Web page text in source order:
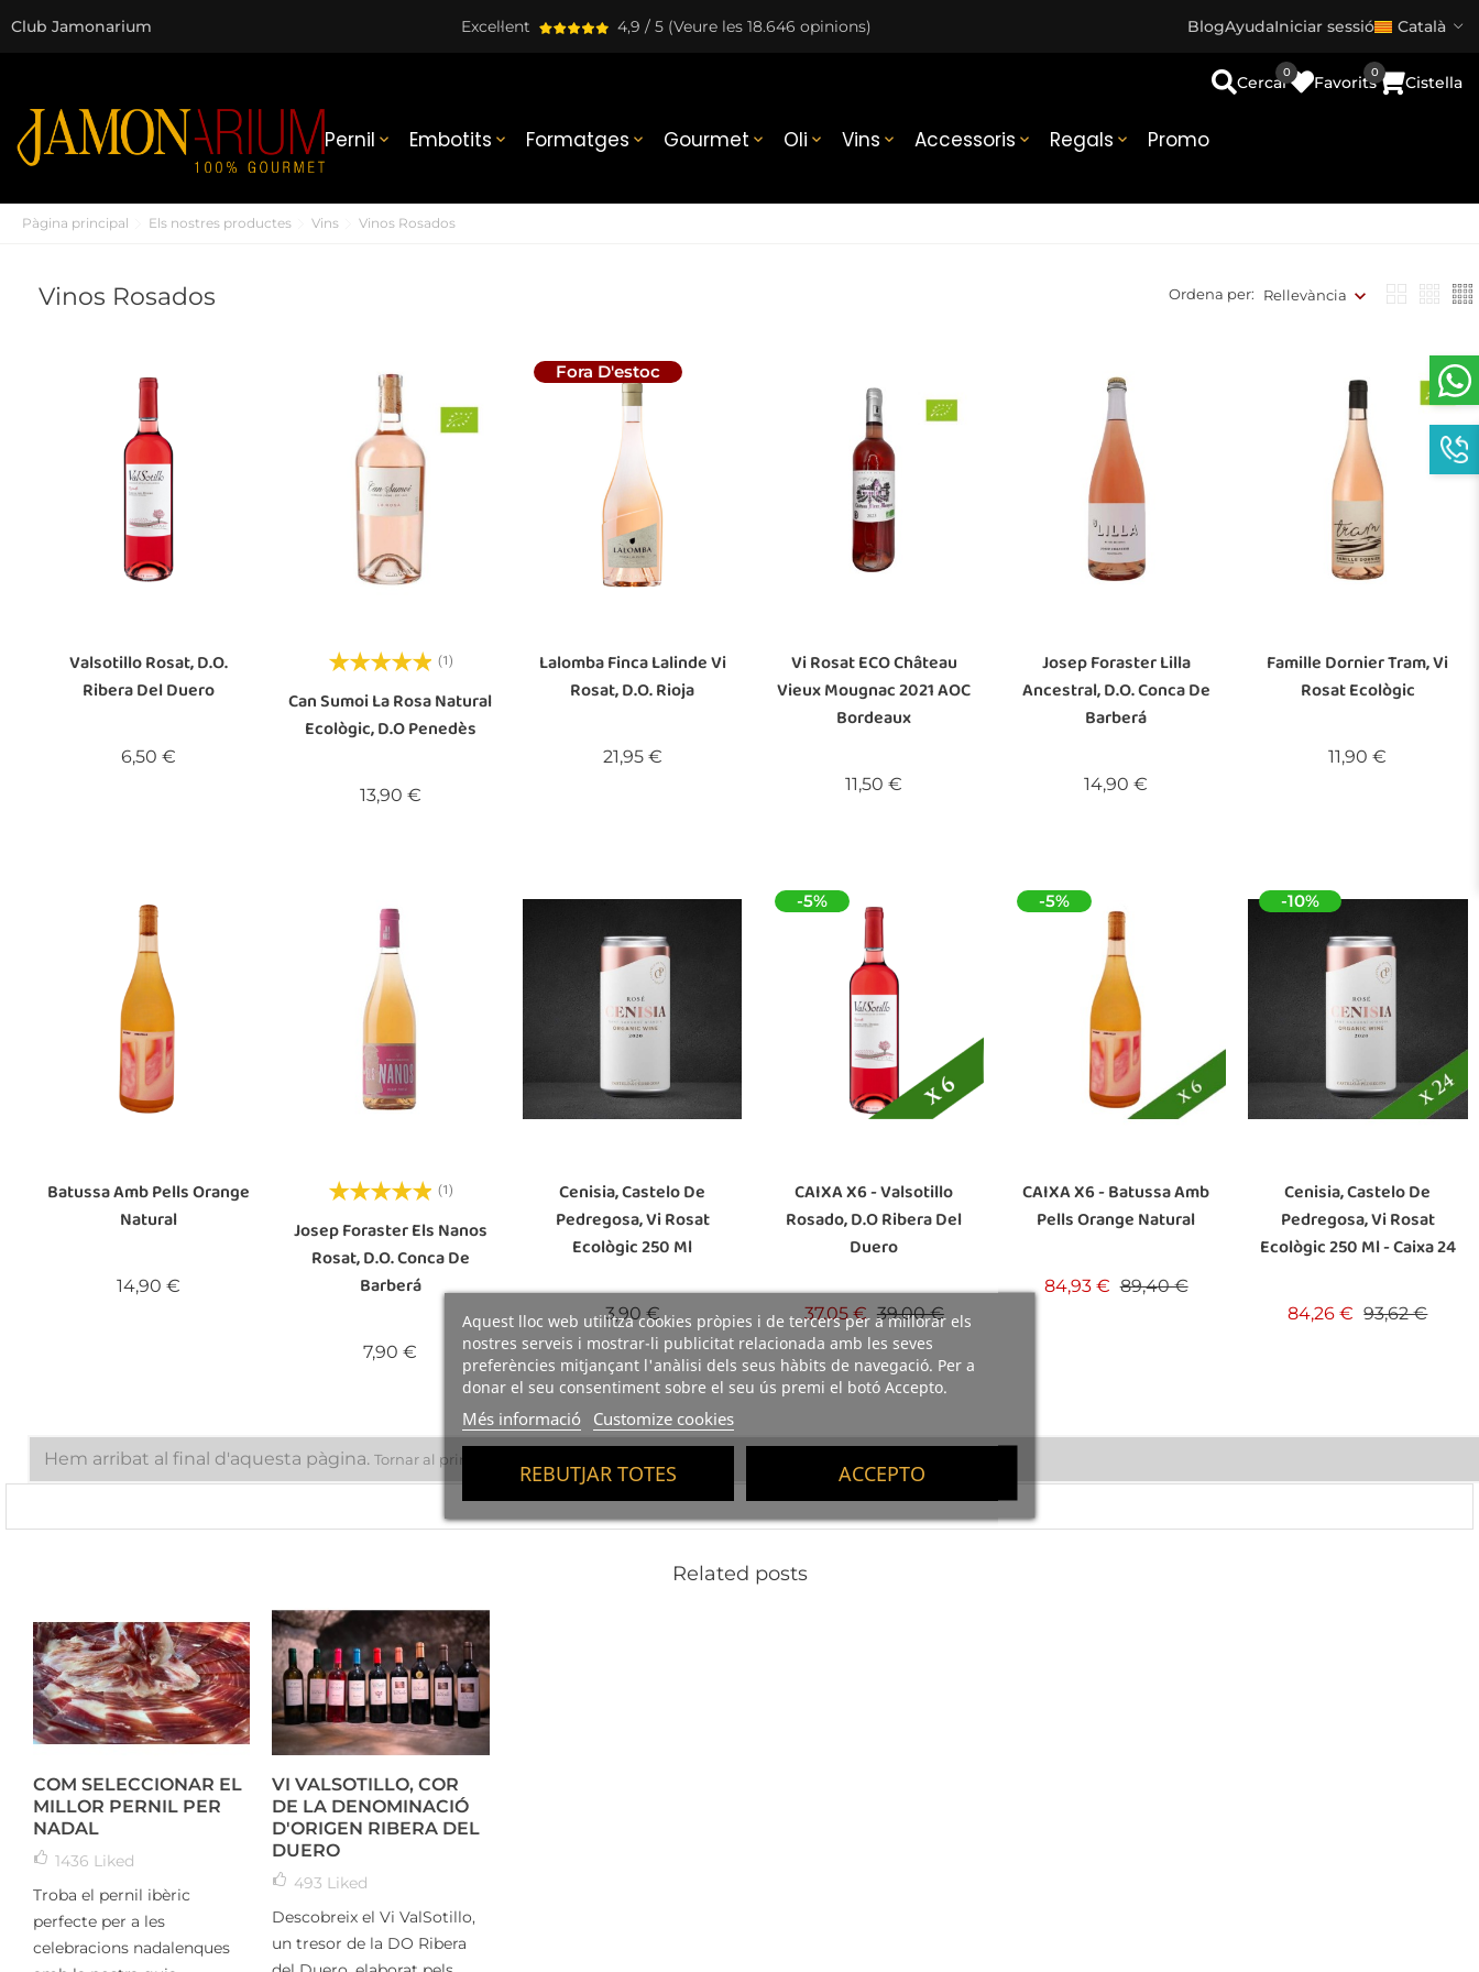
Aquest lloc web utilitza cookies pròpies i de tercers per a millorar els
nostres serveis i mostrar-li publicitat relacionada amb les seves
preferències mitjançant l'anàlisi dels seus hàbits de navegació. Per a
donar el seu consentiment sobre el seu ús premi el botó Accepto.
Més informació Customize cookies
REBUTJAR TOTES ACCEPTO
Club Jamonarium Excel·lent 4,9 / 5 (Veure les 18.646 opinions) BlogAyudaIniciar sessió Català
Pernil  Embotits  Formatges  Gourmet  Oli  Vins  Accessoris  Regals  Promo
Cercar Favorits
0
Cistella
0
Pàgina principal Els nostres productes Vins Vinos Rosados
Vinos Rosados Ordena per: Rellevància
Valsotillo Rosat, D.O.
Ribera Del Duero
6,50 €Preu
(1)
Can Sumoi La Rosa Natural
Ecològic, D.O Penedès
13,90 €Preu
Fora D'estoc
Lalomba Finca Lalinde Vi
Rosat, D.O. Rioja
21,95 €Preu
Vi Rosat ECO Château
Vieux Mougnac 2021 AOC
Bordeaux
11,50 €
Josep Foraster Lilla
Ancestral, D.O. Conca De
Barberá
14,90 €
Famille Dornier Tram, Vi
Rosat Ecològic
11,90 €
Batussa Amb Pells Orange
Natural
14,90 €Preu
(1)
Josep Foraster Els Nanos
Rosat, D.O. Conca De
Barberá
7,90 €
Cenisia, Castelo De
Pedregosa, Vi Rosat
Ecològic 250 Ml
3,90 €Preu
-5%
CAIXA X6 - Valsotillo
Rosado, D.O Ribera Del
Duero
37,05 € Preu base
39,00 €Preu
-5%
CAIXA X6 - Batussa Amb
Pells Orange Natural
84,93 € Preu base
89,40 €Preu
-10%
Cenisia, Castelo De
Pedregosa, Vi Rosat
Ecològic 250 Ml - Caixa 24
84,26 € Preu base
93,62 €Preu
Hem arribat al final d'aquesta pàgina. Tornar al principi
Related posts
COM SELECCIONAR EL
MILLOR PERNIL PER
NADAL
1436 Liked
Troba el pernil ibèric
perfecte per a les
celebracions nadalenques
VI VALSOTILLO, COR
DE LA DENOMINACIÓ
D'ORIGEN RIBERA DEL
DUERO
493 Liked
Descobreix el Vi ValSotillo,
un tresor de la DO Ribera